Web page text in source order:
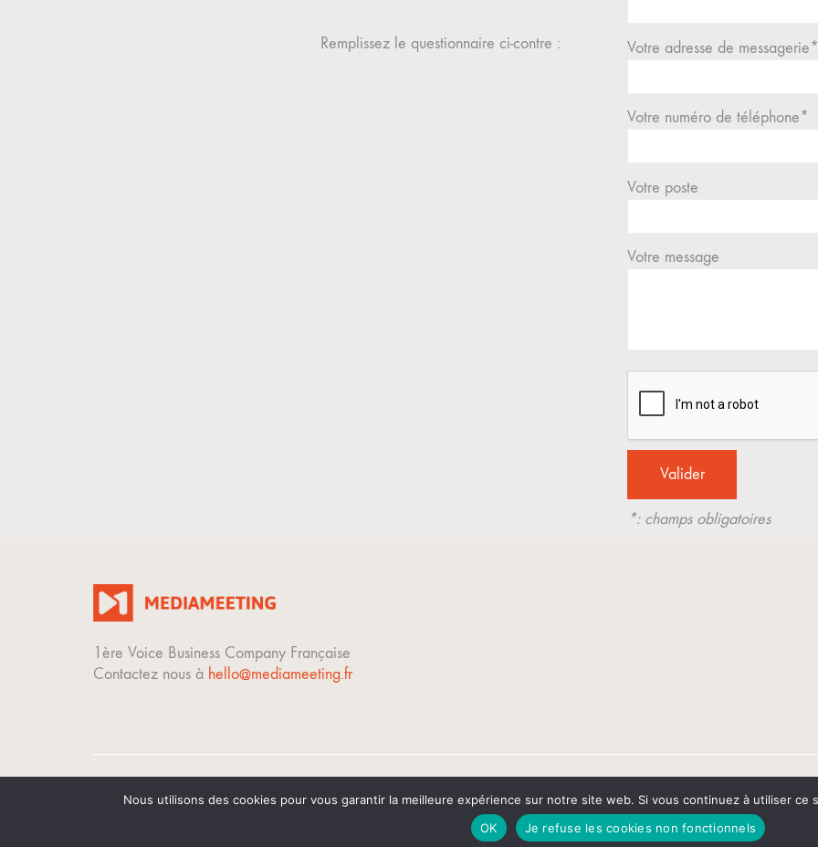
Remplissez le questionnaire ci-contre : Votre adresse de messagerie*
Votre numéro de téléphone*
Votre poste
Votre message
*: champs obligatoires
1ère Voice Business Company Française
Contactez nous à hello@mediameeting.fr
© Copyright 2023. Tous droits réservés.Mentions légales
Nous utilisons des cookies pour vous garantir la meilleure expérience sur notre site web. Si vous continuez à utiliser
OK
Je refuse les cookies non fonctionnels